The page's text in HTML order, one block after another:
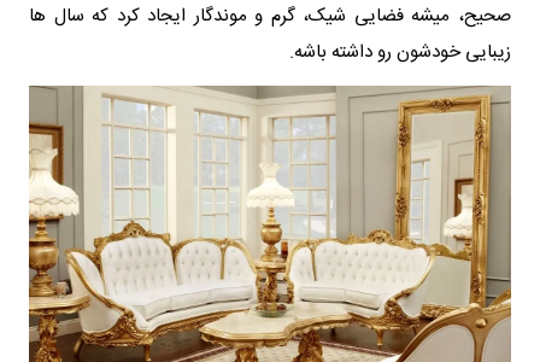
صحیح، میشه فضایی شیک، گرم و موندگار ایجاد کرد که سال ها
زیبایی خودشون رو داشته باشه.